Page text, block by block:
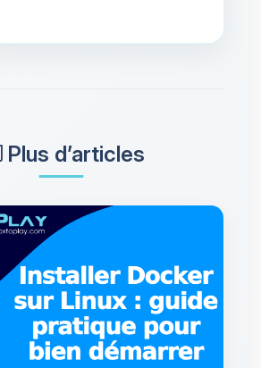
Plus d’articles